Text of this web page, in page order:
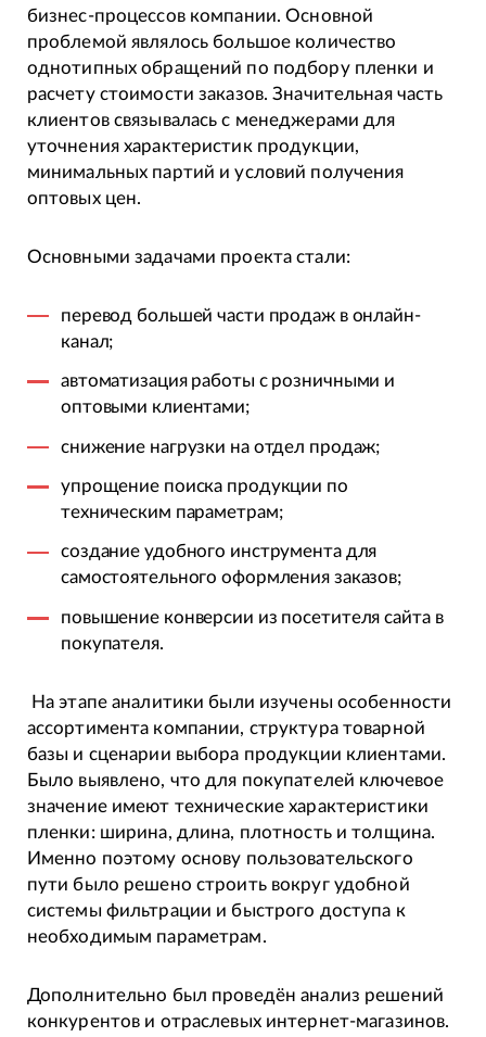
бизнес-процессов компании. Основной
проблемой являлось большое количество
однотипных обращений по подбору пленки и
расчету стоимости заказов. Значительная часть
клиентов связывалась с менеджерами для
уточнения характеристик продукции,
минимальных партий и условий получения
оптовых цен.
Основными задачами проекта стали:
перевод большей части продаж в онлайн-
канал;
автоматизация работы с розничными и
оптовыми клиентами;
снижение нагрузки на отдел продаж;
упрощение поиска продукции по
техническим параметрам;
создание удобного инструмента для
самостоятельного оформления заказов;
повышение конверсии из посетителя сайта в
покупателя.
На этапе аналитики были изучены особенности
ассортимента компании, структура товарной
базы и сценарии выбора продукции клиентами.
Было выявлено, что для покупателей ключевое
значение имеют технические характеристики
пленки: ширина, длина, плотность и толщина.
Именно поэтому основу пользовательского
пути было решено строить вокруг удобной
системы фильтрации и быстрого доступа к
необходимым параметрам.
Дополнительно был проведён анализ решений
конкурентов и отраслевых интернет-магазинов.